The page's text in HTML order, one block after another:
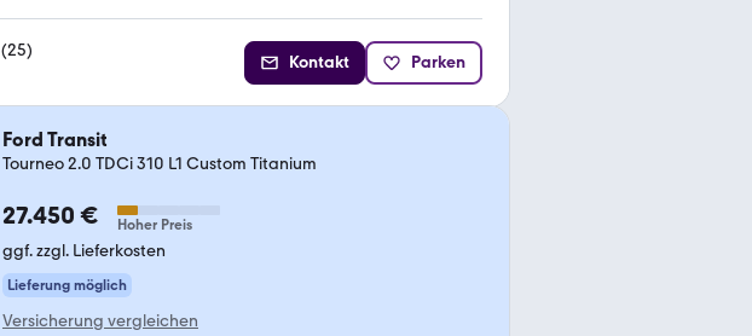
(25)
Kontakt Parken
Ford Transit
Tourneo 2.0 TDCi 310 L1 Custom Titanium
27.450 € Hoher Preis
ggf. zzgl. Lieferkosten
Lieferung möglich
Versicherung vergleichen